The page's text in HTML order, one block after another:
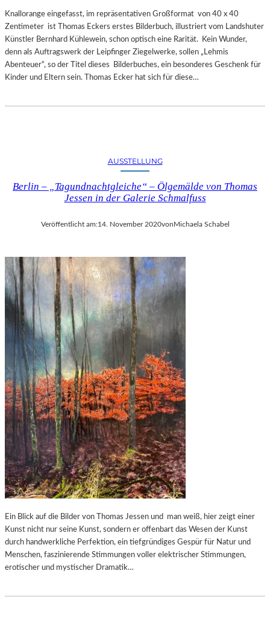
Knallorange eingefasst, im repräsentativen Großformat von 40 x 40
Zentimeter ist Thomas Eckers erstes Bilderbuch, illustriert vom Landshuter
Künstler Bernhard Kühlewein, schon optisch eine Rarität. Kein Wunder,
denn als Auftragswerk der Leipfinger Ziegelwerke, sollen „Lehmis
Abenteuer“, so der Titel dieses Bilderbuches, ein besonderes Geschenk für
Kinder und Eltern sein. Thomas Ecker hat sich für diese…
AUSSTELLUNG
Berlin – „Tagundnachtgleiche“ – Ölgemälde von Thomas
Jessen in der Galerie Schmalfuss
Veröffentlicht am:14. November 2020vonMichaela Schabel
Ein Blick auf die Bilder von Thomas Jessen und man weiß, hier zeigt einer
Kunst nicht nur seine Kunst, sondern er offenbart das Wesen der Kunst
durch handwerkliche Perfektion, ein tiefgründiges Gespür für Natur und
Menschen, faszinierende Stimmungen voller elektrischer Stimmungen,
erotischer und mystischer Dramatik…